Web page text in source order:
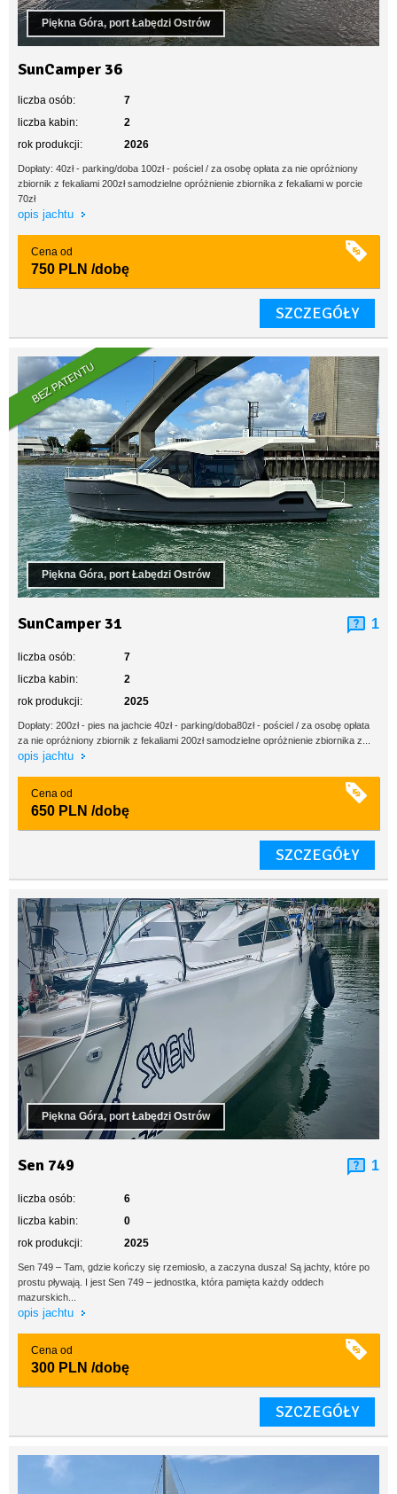
Piękna Góra, port Łabędzi Ostrów
SunCamper 36
liczba osób:
7
liczba kabin:
2
rok produkcji:
2026
Dopłaty: 40zł - parking/doba 100zł - pościel / za osobę opłata za nie opróżniony
zbiornik z fekaliami 200zł samodzielne opróżnienie zbiornika z fekaliami w porcie
70zł
opis jachtu
Cena od
750 PLN /dobę
SZCZEGÓŁY
BEZ PATENTU
Piękna Góra, port Łabędzi Ostrów
SunCamper 31 1
liczba osób:
7
liczba kabin:
2
rok produkcji:
2025
Dopłaty: 200zł - pies na jachcie 40zł - parking/doba80zł - pościel / za osobę opłata
za nie opróżniony zbiornik z fekaliami 200zł samodzielne opróżnienie zbiornika z...
opis jachtu
Cena od
650 PLN /dobę
SZCZEGÓŁY
Piękna Góra, port Łabędzi Ostrów
Sen 749 1
liczba osób:
6
liczba kabin:
0
rok produkcji:
2025
Sen 749 – Tam, gdzie kończy się rzemiosło, a zaczyna dusza! Są jachty, które po
prostu pływają. I jest Sen 749 – jednostka, która pamięta każdy oddech
mazurskich...
opis jachtu
Cena od
300 PLN /dobę
SZCZEGÓŁY